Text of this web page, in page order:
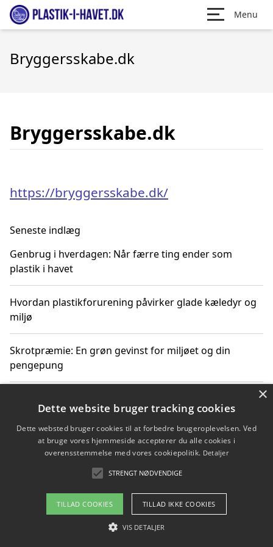
Menu
Bryggersskabe.dk
Bryggersskabe.dk
https://bryggersskabe.dk/
Seneste indlæg
Genbrug i hverdagen: Når færre ting ender som
plastik i havet
Hvordan plastikforurening påvirker glade kæledyr og
miljø
Skrotpræmie: En grøn gevinst for miljøet og din
pengepung
Hvordan blåfade med rist kan hjælpe med at reducere
plastik i havet
Spil kasinospil på et troværdigt online casino: Din
guide til sikker og sjov underholdning
Copyright 2026 - Pilanto Aps
Om / kontakt
×
Dette website bruger tracking cookies
Dette websted bruger cookies til at forbedre brugeroplevelsen. Ved
at bruge vores hjemmeside accepterer du alle cookies i
overensstemmelse med vores cookiepolitik. Detaljer
STRENGT NØDVENDIGE
TILLAD COOKIES TILLAD IKKE COOKIES
VIS DETALJER